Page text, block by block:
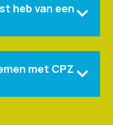
heb van een 
met CPZ 